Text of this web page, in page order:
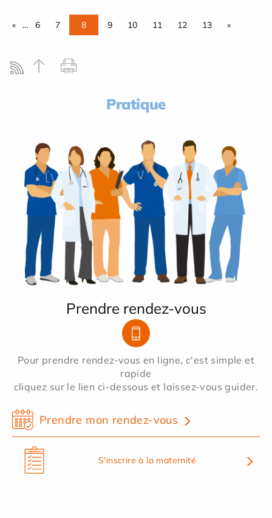
« … 6 7 8 9 10 11 12 13 »
Pratique
Prendre rendez-vous
Pour prendre rendez-vous en ligne, c'est simple et
rapide
cliquez sur le lien ci-dessous et laissez-vous guider.
Prendre mon rendez-vous
S'inscrire à la maternité